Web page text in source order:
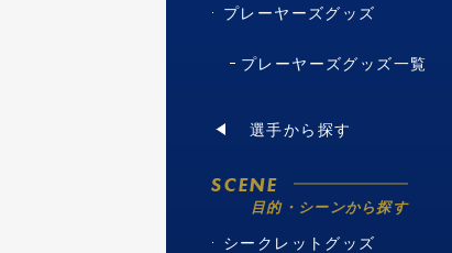
プレーヤーズグッズ
プレーヤーズグッズ一覧
選手から探す
SCENE
目的・シーンから探す
シークレットグッズ